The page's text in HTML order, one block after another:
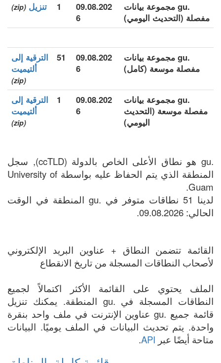
.gu مجموعة بيانات
مفصلة (التحديث اليومي)
09.08.202
6
1 تنزيل (zip)
.gu مجموعة بيانات
مفصلة موسعة (كامل)
09.08.202
6
51
الترقية إلى
ألتيميت
(zip)
.gu مجموعة بيانات
مفصلة موسعة (التحديث
اليومي)
09.08.202
6
1
الترقية إلى
ألتيميت
(zip)
.gu هو نطاق الأعلى الخاص بالدولة (ccTLD), سجل
المنطقة الذي يتم الحفاظ عليه بواسطة University of
Guam.
لدينا 51 نطاقات متوفر في .gu المنطقة في الوقت
الحالي: 09.08.2026.
القائمة تتضمن النطاق + عناوين البريد الإلكتروني
لأصحاب النطاقات المسجلة من تاريخ الانقطاع
الملف يحتوي على القائمة الأكثر اكتمالاً لجميع
النطاقات المسجلة في .gu المنطقة. يمكنك تنزيل
قائمة جميع .gu عناوين الإنترنت في ملف واحد بنقرة
واحدة. يتم تحديث البيانات في الملف يوميًا. البيانات
متاحة أيضًا عبر API
.